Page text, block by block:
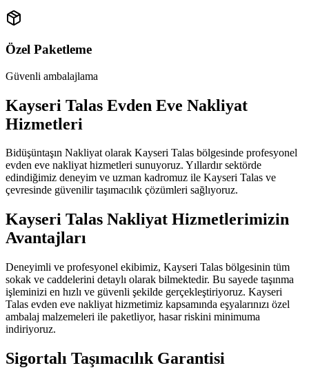
Özel Paketleme
Güvenli ambalajlama
Kayseri Talas Evden Eve Nakliyat
Hizmetleri
Bidüşüntaşın Nakliyat olarak Kayseri Talas bölgesinde profesyonel
evden eve nakliyat hizmetleri sunuyoruz. Yıllardır sektörde
edindiğimiz deneyim ve uzman kadromuz ile Kayseri Talas ve
çevresinde güvenilir taşımacılık çözümleri sağlıyoruz.
Kayseri Talas Nakliyat Hizmetlerimizin
Avantajları
Deneyimli ve profesyonel ekibimiz, Kayseri Talas bölgesinin tüm
sokak ve caddelerini detaylı olarak bilmektedir. Bu sayede taşınma
işleminizi en hızlı ve güvenli şekilde gerçekleştiriyoruz. Kayseri
Talas evden eve nakliyat hizmetimiz kapsamında eşyalarınızı özel
ambalaj malzemeleri ile paketliyor, hasar riskini minimuma
indiriyoruz.
Sigortalı Taşımacılık Garantisi